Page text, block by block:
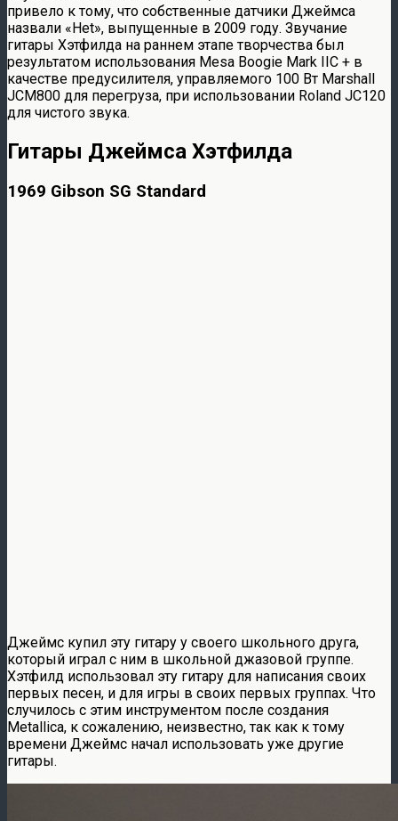
привело к тому, что собственные датчики Джеймса
назвали «Het», выпущенные в 2009 году. Звучание
гитары Хэтфилда на раннем этапе творчества был
результатом использования Mesa Boogie Mark IIC + в
качестве предусилителя, управляемого 100 Вт Marshall
JCM800 для перегруза, при использовании Roland JC120
для чистого звука.
Гитары Джеймса Хэтфилда
1969 Gibson SG Standard
Джеймс купил эту гитару у своего школьного друга,
который играл с ним в школьной джазовой группе.
Хэтфилд использовал эту гитару для написания своих
первых песен, и для игры в своих первых группах. Что
случилось с этим инструментом после создания
Metallica, к сожалению, неизвестно, так как к тому
времени Джеймс начал использовать уже другие
гитары.